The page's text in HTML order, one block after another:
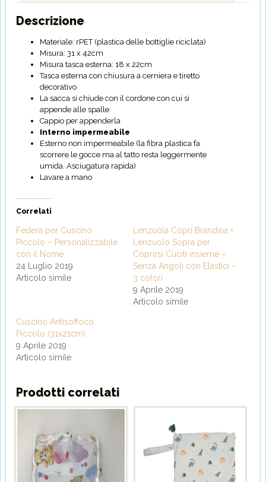
Descrizione
Materiale: rPET (plastica delle bottiglie riciclata)
Misura: 31 x 42cm
Misura tasca esterna: 18 x 22cm
Tasca esterna con chiusura a cerniera e tiretto
decorativo
La sacca si chiude con il cordone con cui si
appende alle spalle
Cappio per appenderla
Interno impermeabile
Esterno non impermeabile (la fibra plastica fa
scorrere le gocce ma al tatto resta leggermente
umida. Asciugatura rapida)
Lavare a mano
Correlati
Federa per Cuscino
Piccolo – Personalizzabile
con il Nome
24 Luglio 2019
Articolo simile
Lenzuola Copri Brandina +
Lenzuolo Sopra per
Coprirsi Cuciti insieme –
Senza Angoli con Elastici –
3 colori
9 Aprile 2019
Articolo simile
Cuscino Antisoffoco
Piccolo (31x21cm)
9 Aprile 2019
Articolo simile
Prodotti correlati